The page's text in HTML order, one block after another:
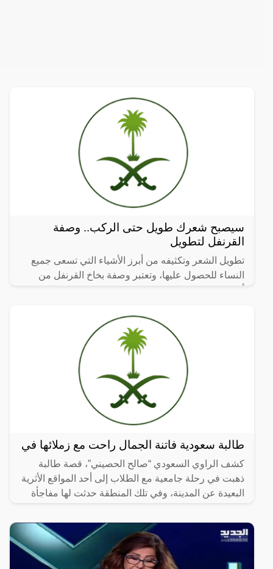
سيصبح شعرك طويل حتى الركب.. وصفة
القرنفل لتطويل
تطويل الشعر وتكثيفه من أبرز الأشياء التي تسعى جميع
النساء للحصول عليها، وتعتبر وصفة بخاخ القرنفل من
طالبة سعودية فاتنة الجمال راحت مع زملائها في
كشف الراوي السعودي “صالح الحصيني”، قصة طالبة
ذهبت في رحلة جامعية مع الطلاب إلى أحد المواقع الأثرية
البعيدة عن المدينة، وفي تلك المنطقة حدثت لها مفاجأة